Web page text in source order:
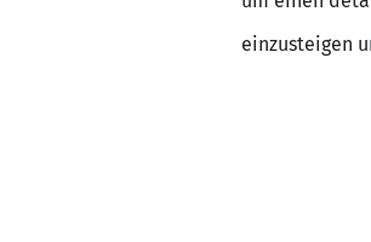
einzusteigen